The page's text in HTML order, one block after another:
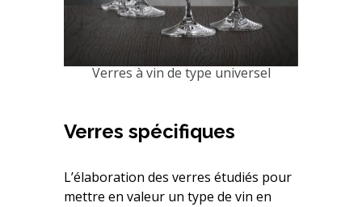
Verres à vin de type universel
Verres spécifiques
L’élaboration des verres étudiés pour
mettre en valeur un type de vin en